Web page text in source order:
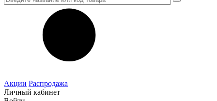
Акции Распродажа
Личный кабинет